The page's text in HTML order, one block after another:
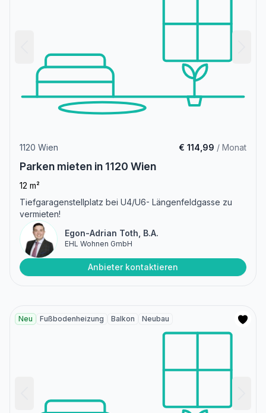
1120 Wien € 114,99 / Monat
Parken mieten in 1120 Wien
12 m²
Tiefgaragenstellplatz bei U4/U6- Längenfeldgasse zu
vermieten!
Egon-Adrian Toth, B.A.
EHL Wohnen GmbH
Anbieter kontaktieren
Neu Fußbodenheizung Balkon Neubau